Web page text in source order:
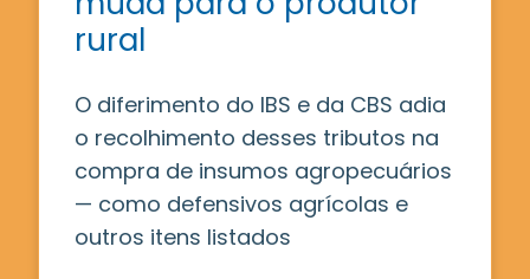
rural
O diferimento do IBS e da CBS adia
o recolhimento desses tributos na
compra de insumos agropecuários
— como defensivos agrícolas e
outros itens listados